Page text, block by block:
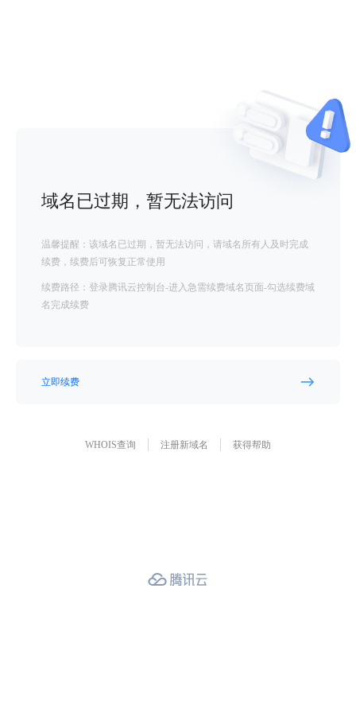
域名已过期，暂无法访问
温馨提醒：该域名已过期，暂无法访问，请域名所有人及时完成
续费，续费后可恢复正常使用
续费路径：登录腾讯云控制台-进入急需续费域名页面-勾选续费域
名完成续费
立即续费
WHOIS查询 注册新域名 获得帮助